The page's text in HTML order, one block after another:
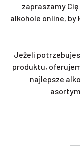
zapraszamy
alkohole online, by
Jeżeli
produktu,
najlepsze